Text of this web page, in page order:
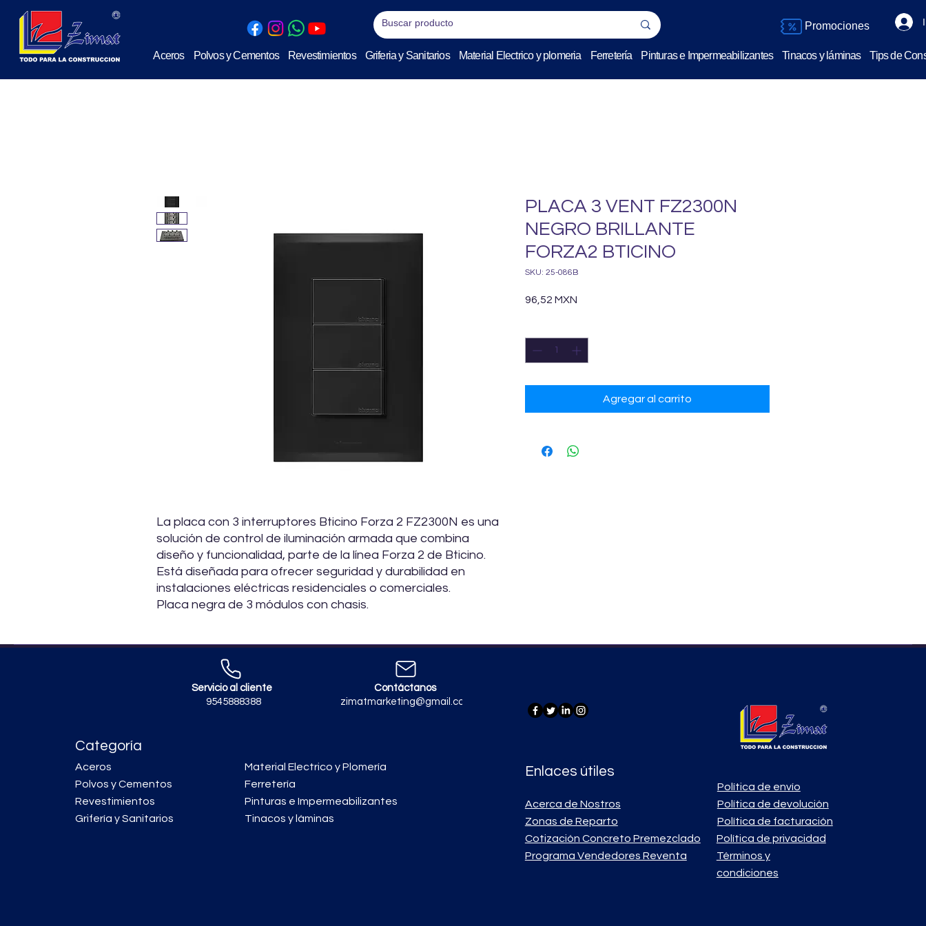
Aceros Polvos y Cementos Revestimientos Griferia y Sanitarios Material Electrico y plomeria Ferretería Pinturas e Impermeabilizantes Tinacos y láminas Tips de
Promociones
La placa con 3 interruptores Bticino Forza 2 FZ2300N es una
solución de control de iluminación armada que combina
diseño y funcionalidad, parte de la línea Forza 2 de Bticino.
Está diseñada para ofrecer seguridad y durabilidad en
instalaciones eléctricas residenciales o comerciales.
Placa negra de 3 módulos con chasis.
PLACA 3 VENT FZ2300N
NEGRO BRILLANTE
FORZA2 BTICINO
SKU: 25-086B
96,52 MXN
Agregar al carrito
Servicio al cliente
9545888388
Contáctanos
zimatmarketing@gmail.com
Categoría
Aceros
Polvos y Cementos
Revestimientos
Grifería y Sanitarios
Material Electrico y Plomería
Ferretería
Pinturas e Impermeabilizantes
Tinacos y láminas
Enlaces útiles
Política de envío
Acerca de Nostros
Zonas de Reparto
Cotización Concreto Premezclado
Programa Vendedores Reventa
Política de devolución
Política de facturación
Política de privacidad
Términos y
condiciones